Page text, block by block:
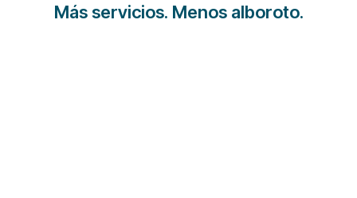
Más servicios. Menos alboroto.